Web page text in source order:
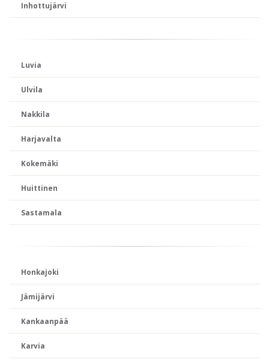
Inhottujärvi
Luvia
Ulvila
Nakkila
Harjavalta
Kokemäki
Huittinen
Sastamala
Honkajoki
Jämijärvi
Kankaanpää
Karvia